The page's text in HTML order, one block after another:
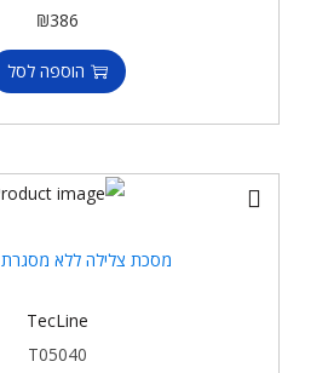
₪386
הוספה לסל
מסכת צלילה ללא מסגרת Classic
TecLine
T05040